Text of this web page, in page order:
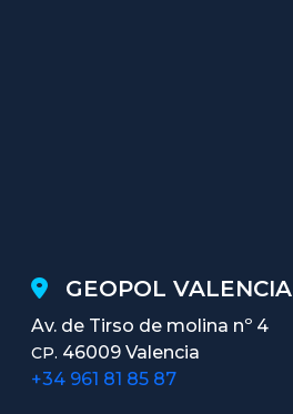
GEOPOL VALENCIA
Av. de Tirso de molina nº 4
CP. 46009 Valencia
+34 961 81 85 87